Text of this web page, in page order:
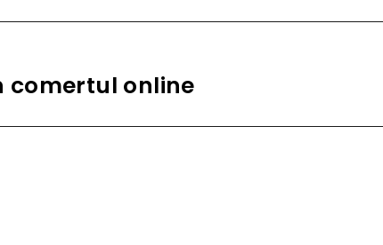
comertul online